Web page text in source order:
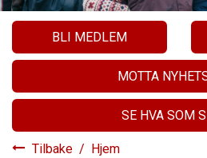
BLI MEDLEM
MOTTA
SE HVA SOM
Tilbake / Hjem